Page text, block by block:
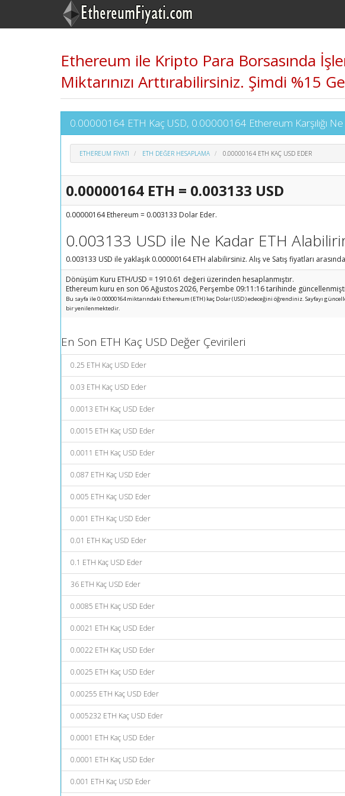
Ethereum ile Kripto Para Borsasında
Miktarınızı Arttırabilirsiniz. Şimdi %15
0.00000164 ETH Kaç USD, 0.00000164 Ethereum Karşılığı
ETHEREUM FIYATI ETH DEĞER HESAPLAMA 0.00000164 ETH KAÇ USD EDER
0.00000164 ETH = 0.003133 USD
0.00000164 Ethereum = 0.003133 Dolar Eder.
0.003133 USD ile Ne Kadar ETH
0.003133 USD ile yaklaşık 0.00000164 ETH alabilirsiniz. Alış ve Satış fiyatları
Dönüşüm Kuru ETH/USD = 1910.61 değeri üzerinden hesaplanmıştır.
Ethereum kuru en son 06 Ağustos 2026, Perşembe 09:11:16 tarihinde
Bu sayfa ile 0.00000164 miktarındaki Ethereum (ETH) kaç Dolar (USD) edeceğini öğrendiniz. Sayfayı
bir yenilenmektedir.
En Son ETH Kaç USD Değer Çevirileri
0.25 ETH Kaç USD Eder
0.03 ETH Kaç USD Eder
0.0013 ETH Kaç USD Eder
0.0015 ETH Kaç USD Eder
0.0011 ETH Kaç USD Eder
0.087 ETH Kaç USD Eder
0.005 ETH Kaç USD Eder
0.001 ETH Kaç USD Eder
0.01 ETH Kaç USD Eder
0.1 ETH Kaç USD Eder
36 ETH Kaç USD Eder
0.0085 ETH Kaç USD Eder
0.0021 ETH Kaç USD Eder
0.0022 ETH Kaç USD Eder
0.0025 ETH Kaç USD Eder
0.00255 ETH Kaç USD Eder
0.005232 ETH Kaç USD Eder
0.0001 ETH Kaç USD Eder
0.0001 ETH Kaç USD Eder
0.001 ETH Kaç USD Eder